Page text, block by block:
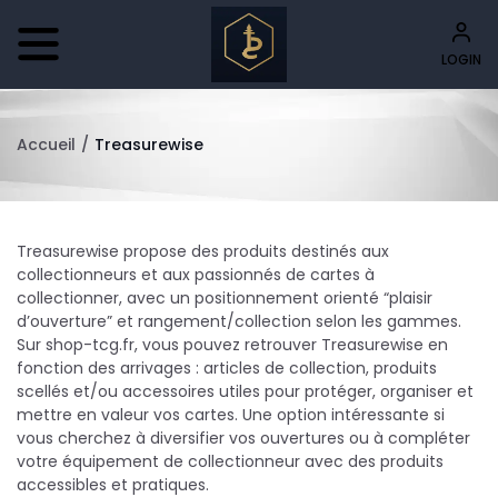
LOGIN
Accueil / Treasurewise
Treasurewise propose des produits destinés aux
collectionneurs et aux passionnés de cartes à
collectionner, avec un positionnement orienté “plaisir
d’ouverture” et rangement/collection selon les gammes.
Sur shop-tcg.fr, vous pouvez retrouver Treasurewise en
fonction des arrivages : articles de collection, produits
scellés et/ou accessoires utiles pour protéger, organiser et
mettre en valeur vos cartes. Une option intéressante si
vous cherchez à diversifier vos ouvertures ou à compléter
votre équipement de collectionneur avec des produits
accessibles et pratiques.